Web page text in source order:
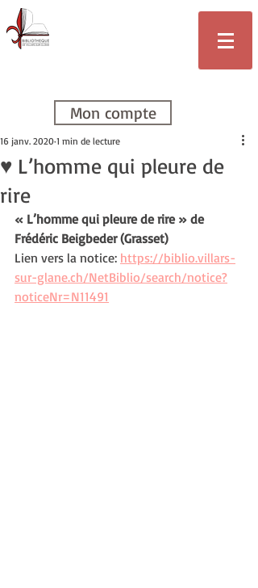
Mon compte
♥ L’homme qui pleure de
rire
16 janv. 2020 1 min de lecture
« L’homme qui pleure de rire » de
Frédéric Beigbeder (Grasset)
Lien vers la notice: https://biblio.villars-
sur-glane.ch/NetBiblio/search/notice?
noticeNr=N11491